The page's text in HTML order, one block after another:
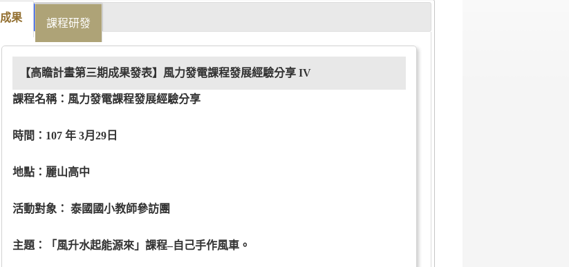
成果 課程研發
【高瞻計畫第三期成果發表】風力發電課程發展經驗分享 IV
課程名稱：風力發電課程發展經驗分享
時間：107 年 3月29日
地點：麗山高中
活動對象： 泰國國小教師參訪團
主題：「風升水起能源來」課程–自己手作風車。